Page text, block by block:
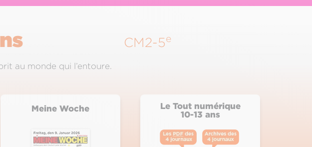
CM2-5e
au monde qui l’entoure.
Meine Woche
Le Tout numérique
10-13 ans